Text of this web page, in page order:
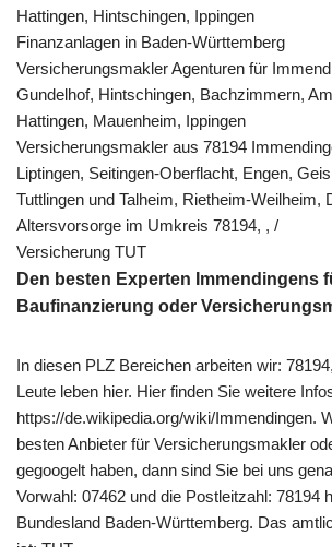
Hattingen, Hintschingen, Ippingen
Finanzanlagen in Baden-Württemberg
Versicherungsmakler Agenturen für
Gundelhof, Hintschingen, Bachzimmern,
Hattingen, Mauenheim, Ippingen
Versicherungsmakler aus 78194
Liptingen, Seitingen-Oberflacht, Engen,
Tuttlingen und Talheim, Rietheim-Weilheim,
Altersvorsorge im Umkreis 78194, , /
Versicherung TUT
Den besten Experten Immendingens
Baufinanzierung oder
In diesen PLZ Bereichen arbeiten wir:
Leute leben hier. Hier finden Sie weitere
https://de.wikipedia.org/wiki/Immendingen.
besten Anbieter für Versicherungsmakler
gegoogelt haben, dann sind Sie bei uns
Vorwahl: 07462 und die Postleitzahl: 78194
Bundesland Baden-Württemberg. Das